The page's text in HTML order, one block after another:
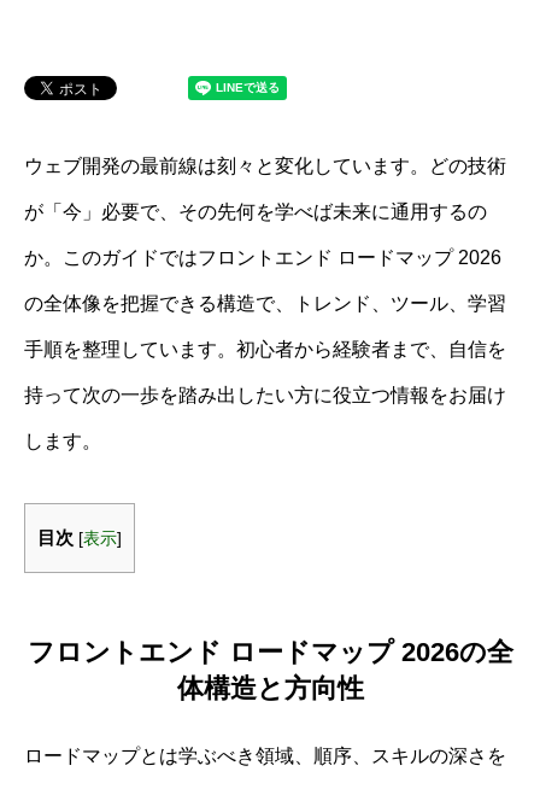
ウェブ開発の最前線は刻々と変化しています。どの技術
が「今」必要で、その先何を学べば未来に通用するの
か。このガイドではフロントエンド ロードマップ 2026
の全体像を把握できる構造で、トレンド、ツール、学習
手順を整理しています。初心者から経験者まで、自信を
持って次の一歩を踏み出したい方に役立つ情報をお届け
します。
目次 [表示]
フロントエンド ロードマップ 2026の全
体構造と方向性
ロードマップとは学ぶべき領域、順序、スキルの深さを